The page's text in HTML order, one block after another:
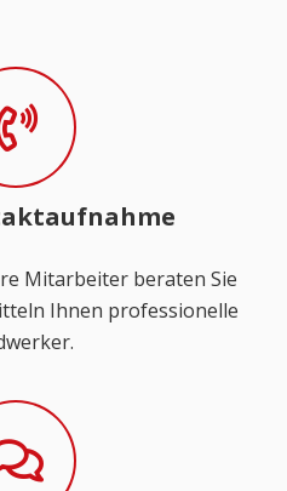
Mitarbeiter beraten Sie
Ihnen professionelle